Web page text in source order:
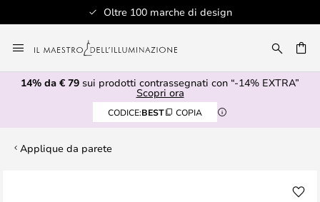
Oltre 100 marche di design
al
contenuto
14% da € 79 sui prodotti contrassegnati con “-14% EXTRA”
Scopri ora
CODICE:BEST COPIA
Applique da parete